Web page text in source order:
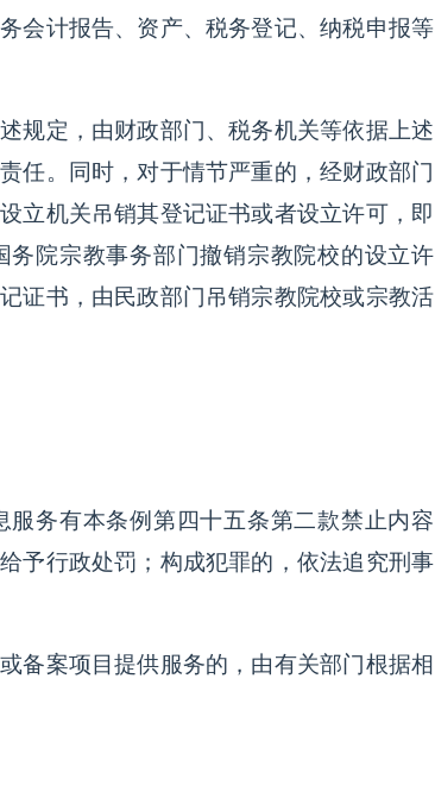
会计报告、资产、税务登记、纳税申报等
规定，由财政部门、税务机关等依据上述
任。同时，对于情节严重的，经财政部门
立机关吊销其登记证书或者设立许可，即
院宗教事务部门撤销宗教院校的设立许
证书，由民政部门吊销宗教院校或宗教活
务有本条例第四十五条第二款禁止内容
予行政处罚；构成犯罪的，依法追究刑事
备案项目提供服务的，由有关部门根据相